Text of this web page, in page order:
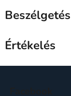
Beszélgetés
Értékelés